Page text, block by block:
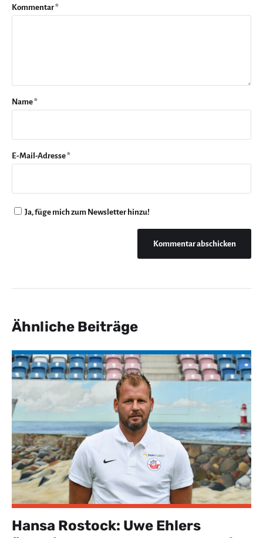
Kommentar*
Name*
E-Mail-Adresse*
Ja, füge mich zum Newsletter hinzu!
Ähnliche Beiträge
Hansa Rostock: Uwe Ehlers